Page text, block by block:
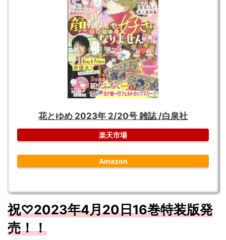
花とゆめ 2023年 2/20号 雑誌 /白泉社
楽天市場
Amazon
祝♡2023年4月20日16巻特装版発
売！！